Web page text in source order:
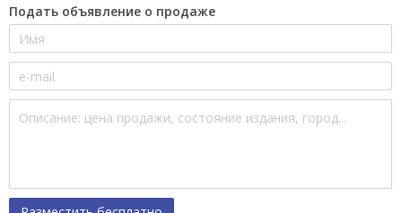
Подать объявление о продаже